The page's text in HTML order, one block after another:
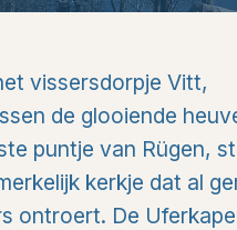
vissersdorpje Vitt,
de glooiende
puntje van Rügen,
kerkje dat al
ontroert. De